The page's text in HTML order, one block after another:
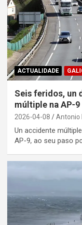
ACTUALIDADE
Seis feridos, un
múltiple na AP-9
2026-04-08 Antonio
Un accidente
AP-9, ao seu paso